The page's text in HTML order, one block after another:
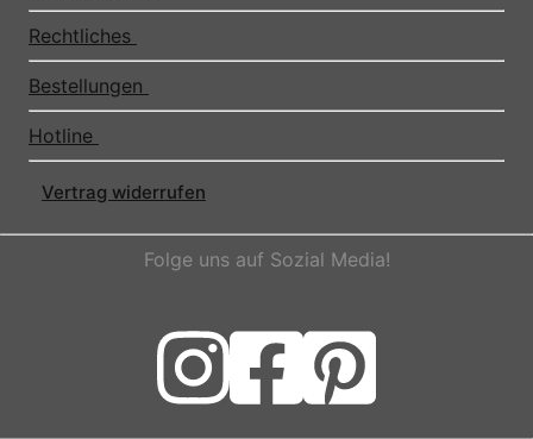
Rechtliches
Bestellungen
Hotline
Vertrag widerrufen
Folge uns auf Sozial Media!